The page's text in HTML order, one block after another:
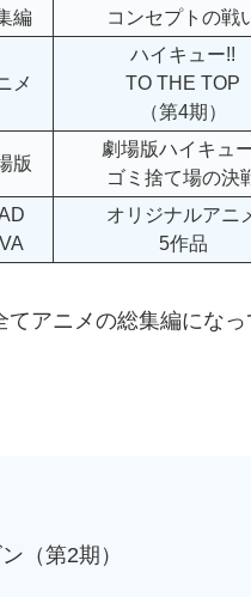
編
コンセプトの戦
メ
ハイキュー!!
TO THE TOP
（第4期）
版
劇場版ハイキュ
ゴミ捨て場の決
オリジナルアニ
5作品
アニメの総集編になっ
（第2期）